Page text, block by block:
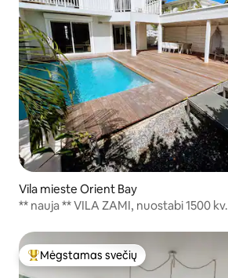
Vila mieste Orient Bay
** nauja ** VILA ZAMI, nuostabi 1500
Svečių mėgstamiausias
Mėgstamas svečių